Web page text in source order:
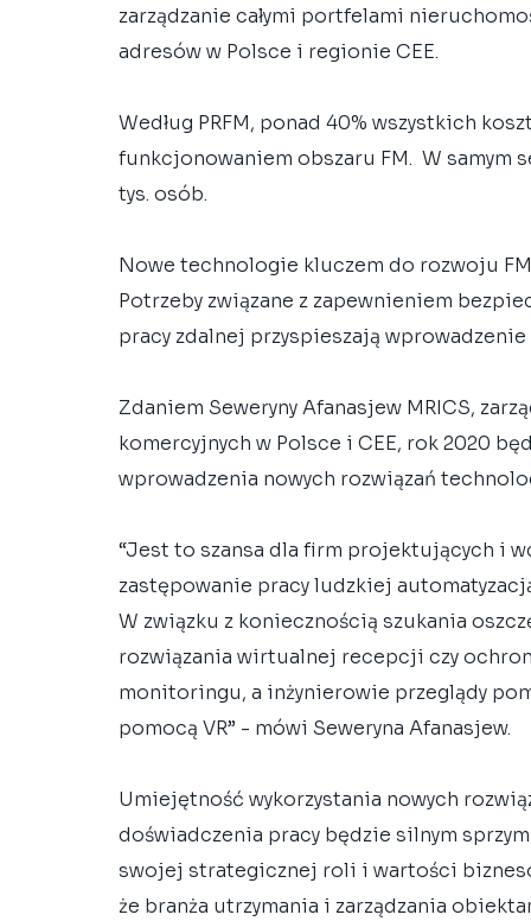
zarządzanie całymi portfelami
adresów w Polsce i regionie CEE.
Według PRFM, ponad 40% wszystkich
funkcjonowaniem obszaru FM.  W
tys. osób.
Nowe technologie kluczem do rozwoju FM
Potrzeby związane z zapewnieniem
pracy zdalnej przyspieszają wprowadzenie
Zdaniem Seweryny Afanasjew MRICS,
komercyjnych w Polsce i CEE, rok 2020
wprowadzenia nowych rozwiązań
“Jest to szansa dla firm projektujących i
zastępowanie pracy ludzkiej
W związku z koniecznością szukania
rozwiązania wirtualnej recepcji czy
monitoringu, a inżynierowie przeglądy
pomocą VR” - mówi Seweryna Afanasjew.
Umiejętność wykorzystania nowych
doświadczenia pracy będzie silnym
swojej strategicznej roli i wartości
że branża utrzymania i zarządzania